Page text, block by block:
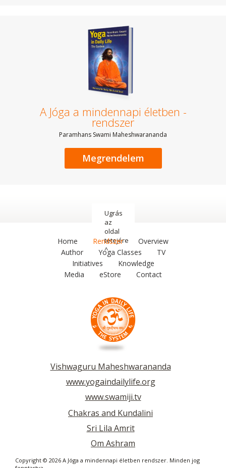
A Jóga a mindennapi életben -
rendszer
Paramhans Swami Maheshwarananda
Megrendelem
Ugrás
az
oldal
tetejére
^
Home Rendszer
Overview
Author
Yoga Classes
TV
Initiatives
Knowledge
Media
eStore Contact
Vishwaguru Maheshwarananda
www.yogaindailylife.org
www.swamiji.tv
Chakras and Kundalini
Sri Lila Amrit
Om Ashram
Copyright © 2026 A Jóga a mindennapi életben rendszer. Minden jog